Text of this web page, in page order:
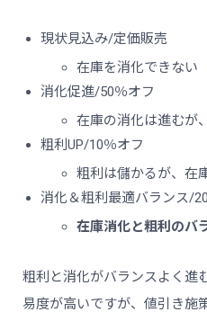
現状見込み/定価販売
在庫を消化できない
消化促進/50％オフ
在庫の消化は進むが
粗利UP/10％オフ
粗利は儲かるが、在
消化＆粗利最適バランス/
在庫消化と粗利のバ
粗利と消化がバランスよく進
易度が高いですが、値引き施